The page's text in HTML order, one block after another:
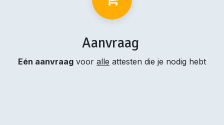
Aanvraag
Eén aanvraag voor alle attesten die je nodig hebt